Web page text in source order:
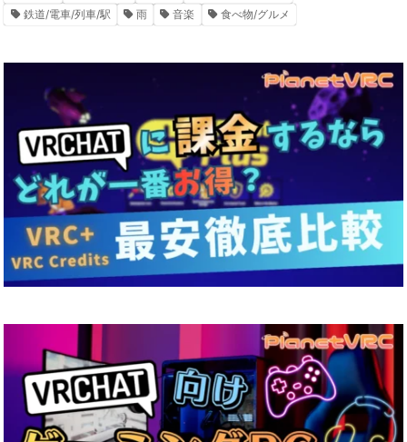
鉄道/電車/列車/駅
雨 音楽 食べ物/グルメ